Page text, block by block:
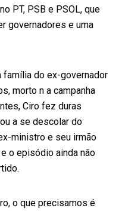
PT, PSB e PSOL, que
governadores e uma
família do ex-governador
morto n a campanha
Ciro fez duras
a se descolar do
ministro e seu irmão
o episódio ainda não
o que precisamos é